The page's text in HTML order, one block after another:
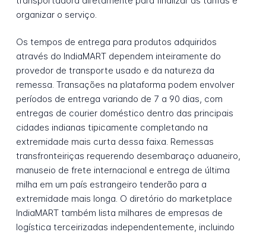
organizar o serviço.
Os tempos de entrega para produtos adquiridos
através do IndiaMART dependem inteiramente do
provedor de transporte usado e da natureza da
remessa. Transações na plataforma podem envolver
períodos de entrega variando de 7 a 90 dias, com
entregas de courier doméstico dentro das principais
cidades indianas tipicamente completando na
extremidade mais curta dessa faixa. Remessas
transfronteiriças requerendo desembaraço aduaneiro,
manuseio de frete internacional e entrega de última
milha em um país estrangeiro tenderão para a
extremidade mais longa. O diretório do marketplace
IndiaMART também lista milhares de empresas de
logística terceirizadas independentemente, incluindo